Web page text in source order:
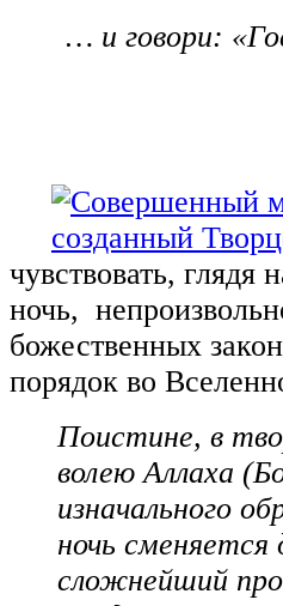
… и говори:
чувствовать,
ночь,
божественных
порядок во
Поистине, в
волею Аллаха
изначального
ночь
сложнейший